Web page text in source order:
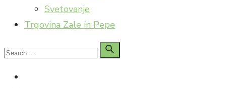
Svetovanje
Trgovina Zale in Pepe
Search

Search